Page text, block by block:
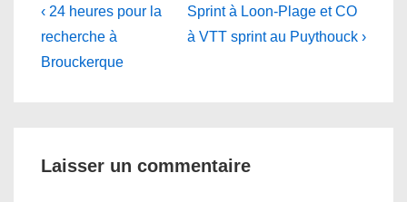
Navigation
de
l’article
Previous
Post
is
‹ 24 heures pour la
recherche à
Brouckerque
Next
Post
Sprint à Loon-Plage et CO
à VTT sprint au Puythouck ›
Laisser un commentaire